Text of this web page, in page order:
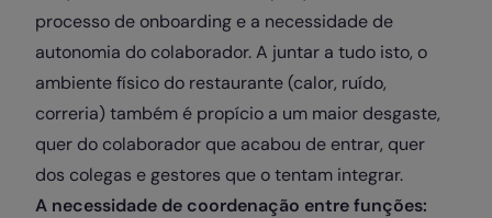
processo de onboarding e a necessidade de
autonomia do colaborador. A juntar a tudo isto, o
ambiente físico do restaurante (calor, ruído,
correria) também é propício a um maior desgaste,
quer do colaborador que acabou de entrar, quer
dos colegas e gestores que o tentam integrar.
A necessidade de coordenação entre funções: